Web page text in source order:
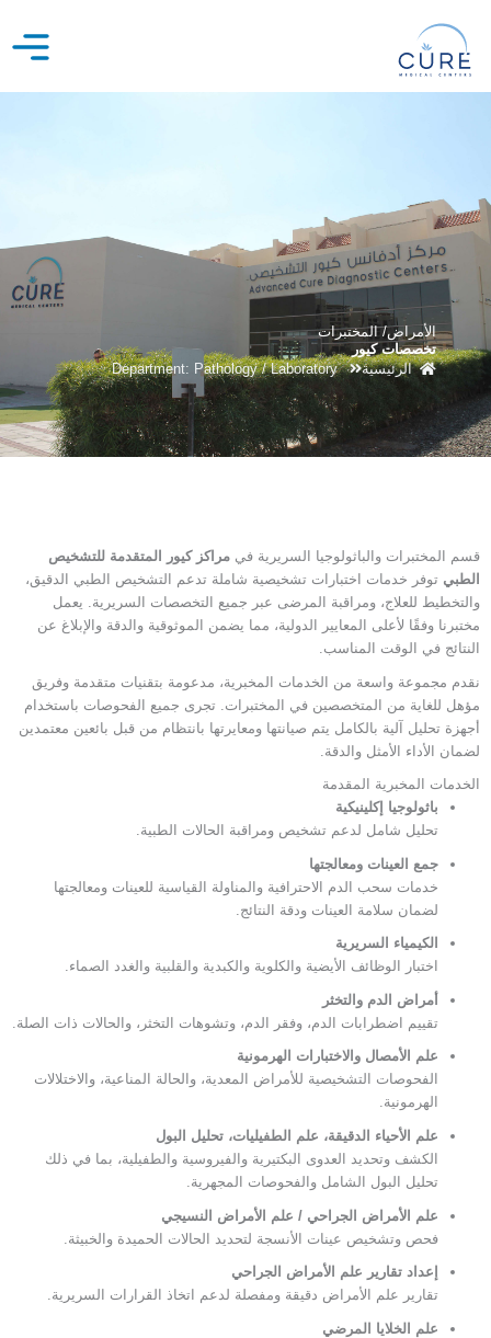
المحتوى
الأمراض/ المختبرات
تخصصات كيور
الرئيسية
Department: Pathology / Laboratory
قسم المختبرات والباثولوجيا السريرية في مراكز كيور المتقدمة للتشخيص
الطبي توفر خدمات اختبارات تشخيصية شاملة تدعم التشخيص الطبي الدقيق،
والتخطيط للعلاج، ومراقبة المرضى عبر جميع التخصصات السريرية. يعمل
مختبرنا وفقًا لأعلى المعايير الدولية، مما يضمن الموثوقية والدقة والإبلاغ عن
النتائج في الوقت المناسب.
نقدم مجموعة واسعة من الخدمات المخبرية، مدعومة بتقنيات متقدمة وفريق
مؤهل للغاية من المتخصصين في المختبرات. تجرى جميع الفحوصات باستخدام
أجهزة تحليل آلية بالكامل يتم صيانتها ومعايرتها بانتظام من قبل بائعين معتمدين
لضمان الأداء الأمثل والدقة.
الخدمات المخبرية المقدمة
باثولوجيا إكلينيكية
تحليل شامل لدعم تشخيص ومراقبة الحالات الطبية.
جمع العينات ومعالجتها
خدمات سحب الدم الاحترافية والمناولة القياسية للعينات ومعالجتها
لضمان سلامة العينات ودقة النتائج.
الكيمياء السريرية
اختبار الوظائف الأيضية والكلوية والكبدية والقلبية والغدد الصماء.
أمراض الدم والتخثر
تقييم اضطرابات الدم، وفقر الدم، وتشوهات التخثر، والحالات ذات الصلة.
علم الأمصال والاختبارات الهرمونية
الفحوصات التشخيصية للأمراض المعدية، والحالة المناعية، والاختلالات
الهرمونية.
علم الأحياء الدقيقة، علم الطفيليات، تحليل البول
الكشف وتحديد العدوى البكتيرية والفيروسية والطفيلية، بما في ذلك
تحليل البول الشامل والفحوصات المجهرية.
علم الأمراض الجراحي / علم الأمراض النسيجي
فحص وتشخيص عينات الأنسجة لتحديد الحالات الحميدة والخبيثة.
إعداد تقارير علم الأمراض الجراحي
تقارير علم الأمراض دقيقة ومفصلة لدعم اتخاذ القرارات السريرية.
علم الخلايا المرضي